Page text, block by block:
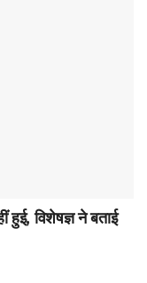
विशेषज्ञ ने बताई